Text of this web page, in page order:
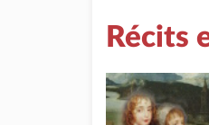
Récits